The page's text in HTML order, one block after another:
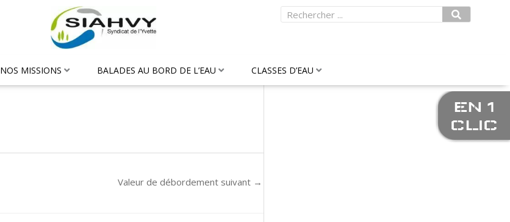
Rechercher
NOS MISSIONS BALADES AU BORD DE L’EAU CLASSES D’EAU
Valeur de débordement suivant →
EN 1
CLIC